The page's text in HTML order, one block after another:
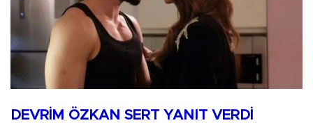
DEVRİM ÖZKAN SERT YANIT VERDİ